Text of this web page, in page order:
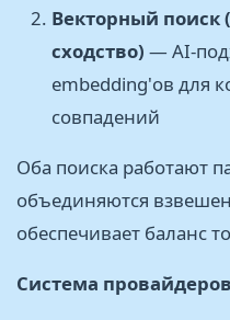
Векторный поиск
сходство) — AI-
embedding'ов для
совпадений
Оба поиска работают
объединяются
обеспечивает баланс
Система